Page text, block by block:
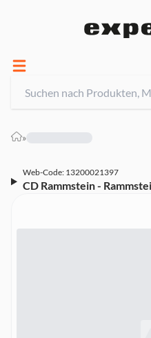
»
Web-Code: 13200021397
CD Rammstein -